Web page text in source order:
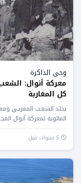
وحي الذاكرة
معركة أنوال:
كل المغاربة
يخلد الشعـب المغربـي
المائوية لمعركة أنوال
المغاربة...